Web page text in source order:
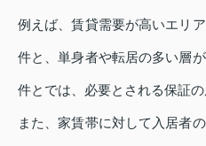
例えば、賃貸需要が高いエリ
件と、単身者や転居の多い層
件とでは、必要とされる保証の
また、家賃帯に対して入居者